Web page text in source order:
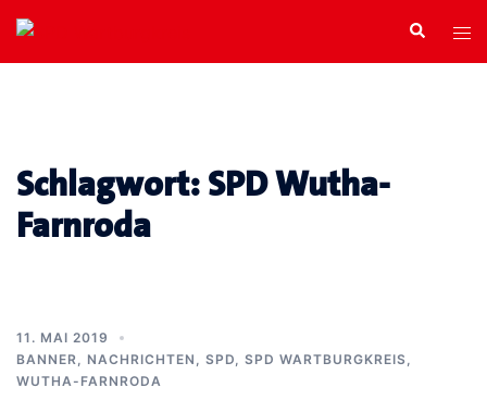
Zum
Inhalt
springen
Search
Schlagwort:SPD Wutha-
Farnroda
11. MAI 2019
BANNER
NACHRICHTEN SPD SPD WARTBURGKREIS
WUTHA-FARNRODA